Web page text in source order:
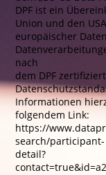
DPF ist ein
Union und den
europäischer
nach
dem DPF
Informationen
folgendem Link:
https://
search/participant-
detail?